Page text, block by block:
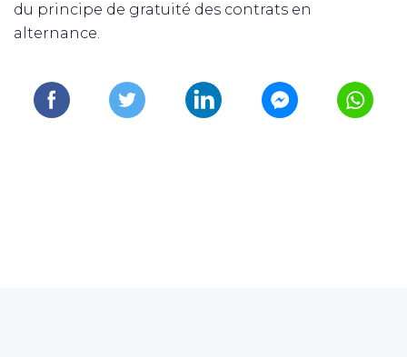
du principe de gratuité des contrats en
alternance.